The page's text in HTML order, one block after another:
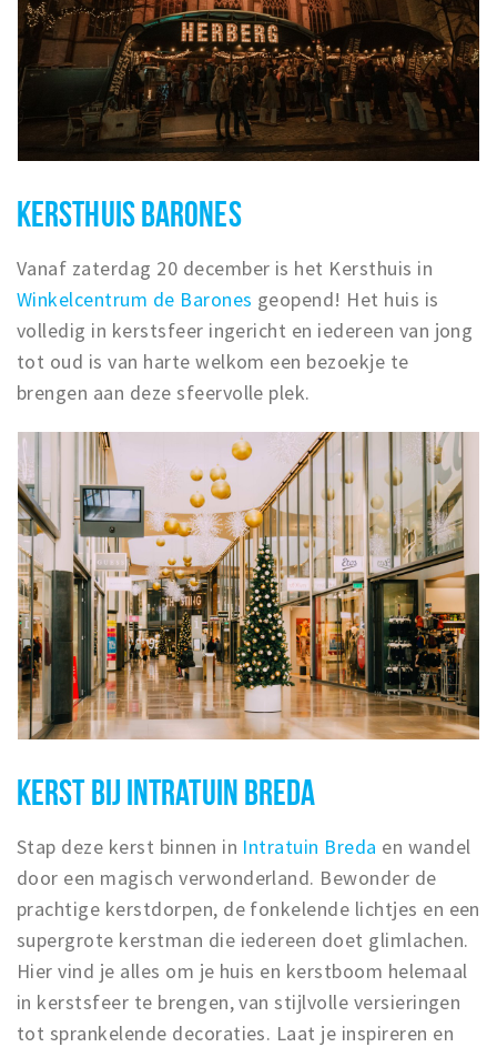
KERSTHUIS BARONES
Vanaf zaterdag 20 december is het Kersthuis in
Winkelcentrum de Barones geopend! Het huis is
volledig in kerstsfeer ingericht en iedereen van jong
tot oud is van harte welkom een bezoekje te
brengen aan deze sfeervolle plek.
KERST BIJ INTRATUIN BREDA
Stap deze kerst binnen in Intratuin Breda en wandel
door een magisch verwonderland. Bewonder de
prachtige kerstdorpen, de fonkelende lichtjes en een
supergrote kerstman die iedereen doet glimlachen.
Hier vind je alles om je huis en kerstboom helemaal
in kerstsfeer te brengen, van stijlvolle versieringen
tot sprankelende decoraties. Laat je inspireren en